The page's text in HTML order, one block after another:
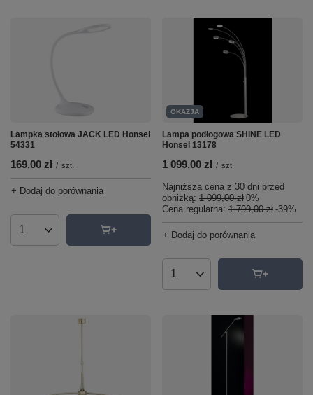
Lampka stołowa JACK LED Honsel
54331
169,00 zł / szt.
+ Dodaj do porównania
Ilość produktów
OKAZJA
Lampa podłogowa SHINE LED
Honsel 13178
1 099,00 zł / szt.
Najniższa cena z 30 dni przed
obniżką: 1 099,00 zł 0%
Cena regularna: 1 799,00 zł -39%
+ Dodaj do porównania
Ilość produktów